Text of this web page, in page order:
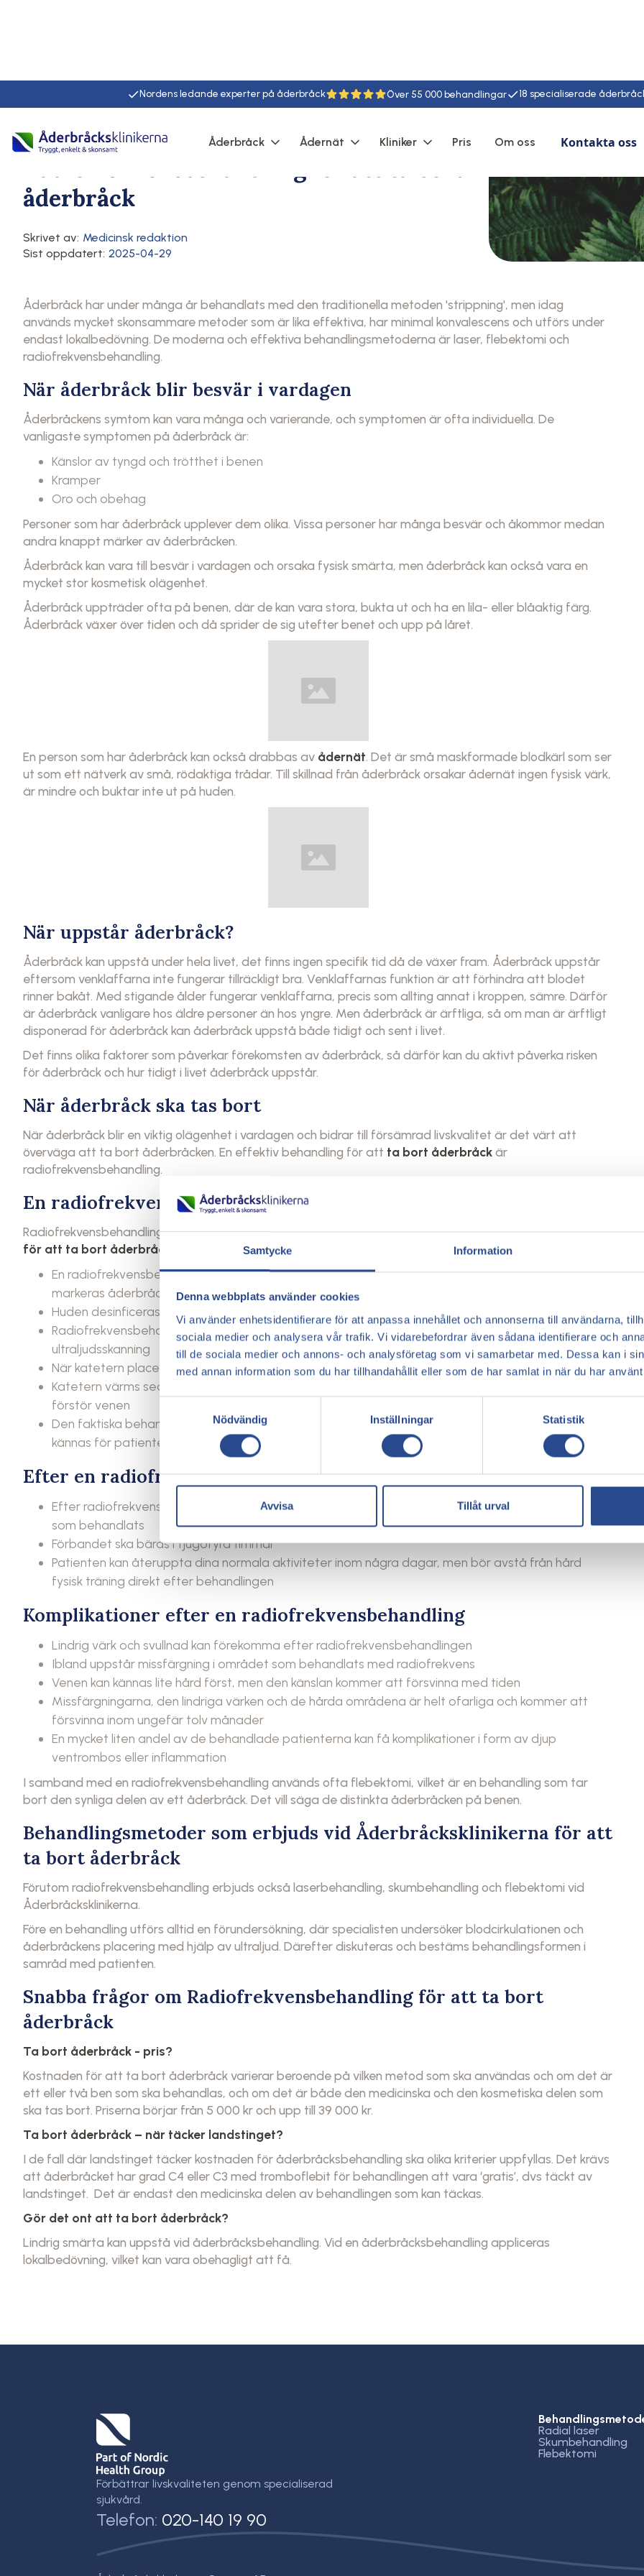
Samtycke Information
Denna webbplats använder cookies
Vi använder enhetsidentifierare för att anpassa innehållet och annonserna till användarna,
sociala medier och analysera vår trafik. Vi vidarebefordrar även sådana identifierare och
till de sociala medier och annons- och analysföretag som vi samarbetar med. Dessa kan i
med annan information som du har tillhandahållit eller som de har samlat in när du har
Nödvändig
Inställningar Statistik
Avvisa Tillåt urval
Nordens ledande experter på åderbråck 55 18
Åderbråck Ådernät Kliniker Pris Om oss Kontakta oss
Behandling av åderbråck Åderbråck
åderbråck
Skrivet av: Medicinsk redaktion
Sist oppdatert: 2025-04-29
Åderbråck har under många år behandlats med den traditionella metoden 'strippning', men idag
används mycket skonsammare metoder som är lika effektiva, har minimal konvalescens och utförs under
endast lokalbedövning. De moderna och effektiva behandlingsmetoderna är laser, flebektomi och
radiofrekvensbehandling.
När åderbråck blir besvär i vardagen
Åderbråckens symtom kan vara många och varierande, och symptomen är ofta individuella. De
vanligaste symptomen på åderbråck är:
Känslor av tyngd och trötthet i benen
Kramper
Oro och obehag
Personer som har åderbråck upplever dem olika. Vissa personer har många besvär och åkommor medan
andra knappt märker av åderbråcken.
Åderbråck kan vara till besvär i vardagen och orsaka fysisk smärta, men åderbråck kan också vara en
mycket stor kosmetisk olägenhet.
Åderbråck uppträder ofta på benen, där de kan vara stora, bukta ut och ha en lila- eller blåaktig färg.
Åderbråck växer över tiden och då sprider de sig utefter benet och upp på låret.
En person som har åderbråck kan också drabbas av ådernät. Det är små maskformade blodkärl som ser
ut som ett nätverk av små, rödaktiga trådar. Till skillnad från åderbråck orsakar ådernät ingen fysisk värk,
är mindre och buktar inte ut på huden.
När uppstår åderbråck?
Åderbråck kan uppstå under hela livet, det finns ingen specifik tid då de växer fram. Åderbråck uppstår
eftersom venklaffarna inte fungerar tillräckligt bra. Venklaffarnas funktion är att förhindra att blodet
rinner bakåt. Med stigande ålder fungerar venklaffarna, precis som allting annat i kroppen, sämre. Därför
är åderbråck vanligare hos äldre personer än hos yngre. Men åderbråck är ärftliga, så om man är ärftligt
disponerad för åderbråck kan åderbråck uppstå både tidigt och sent i livet.
Det finns olika faktorer som påverkar förekomsten av åderbråck, så därför kan du aktivt påverka risken
för åderbråck och hur tidigt i livet åderbråck uppstår.
När åderbråck ska tas bort
När åderbråck blir en viktig olägenhet i vardagen och bidrar till försämrad livskvalitet är det värt att
överväga att ta bort åderbråcken. En effektiv behandling för att ta bort åderbråckär
radiofrekvensbehandling.
En radiofrekvensbehandling kan försiktigt ta bort åderbråck
Radiofrekvensbehandling utvecklades i USA på 1990-talet, och är en av demest effektiva metoderna
för att ta bort åderbråck
En radiofrekvensbehandling tar ungefär en timme att utföra, innan behandlingen påbörjas
markeras åderbråcken med en penna
Huden desinficeras med en vätska och ett sterilt hölje placeras runt arbetsområdet
Radiofrekvensbehandlingen innebär att man sätter in en kateter i den sjuka venen med hjälp av
ultraljudsskanning
När katetern placeras i den sjuka venen läggs ett lokalbedövningsmedel längs venen
Katetern värms sedan upp med radiofrekvens, och katetern dras sedan långsamt ut och värmen
förstör venen
Den faktiska behandlingen av radiofrekvens tar två och en halv minut och den kommer inte att
kännas för patienten
Efter en radiofrekvensbehandling
Efter radiofrekvensbehandlingen lindas benet i ett stödbandage som lägger tryck mot området
som behandlats
Förbandet ska bäras i tjugofyra timmar
Patienten kan återuppta dina normala aktiviteter inom några dagar, men bör avstå från hård
fysisk träning direkt efter behandlingen
Komplikationer efter en radiofrekvensbehandling
Lindrig värk och svullnad kan förekomma efter radiofrekvensbehandlingen
Ibland uppstår missfärgning i området som behandlats med radiofrekvens
Venen kan kännas lite hård först, men den känslan kommer att försvinna med tiden
Missfärgningarna, den lindriga värken och de hårda områdena är helt ofarliga och kommer att
försvinna inom ungefär tolv månader
En mycket liten andel av de behandlade patienterna kan få komplikationer i form av djup
ventrombos eller inflammation
I samband med en radiofrekvensbehandling används ofta flebektomi, vilket är en behandling som tar
bort den synliga delen av ett åderbråck. Det vill säga de distinkta åderbråcken på benen.
Behandlingsmetoder som erbjuds vid Åderbråcksklinikerna för att
ta bort åderbråck
Förutom radiofrekvensbehandling erbjuds också laserbehandling, skumbehandling och flebektomi vid
Åderbråcksklinikerna.
Före en behandling utförs alltid en förundersökning, där specialisten undersöker blodcirkulationen och
åderbråckens placering med hjälp av ultraljud. Därefter diskuteras och bestäms behandlingsformen i
samråd med patienten.
Snabba frågor om Radiofrekvensbehandling för att ta bort
åderbråck
Ta bort åderbråck - pris?
Kostnaden för att ta bort åderbråck varierar beroende på vilken metod som ska användas och om det är
ett eller två ben som ska behandlas, och om det är både den medicinska och den kosmetiska delen som
ska tas bort. Priserna börjar från 5 000 kr och upp till 39 000 kr.
Ta bort åderbråck – när täcker landstinget?
I de fall där landstinget täcker kostnaden för åderbråcksbehandling ska olika kriterier uppfyllas. Det krävs
att åderbråcket har grad C4 eller C3 med tromboflebit för behandlingen att vara ‘gratis’, dvs täckt av
landstinget. Det är endast den medicinska delen av behandlingen som kan täckas.
Gör det ont att ta bort åderbråck?
Lindrig smärta kan uppstå vid åderbråcksbehandling. Vid en åderbråcksbehandling appliceras
lokalbedövning, vilket kan vara obehagligt att få.
Förbättrar livskvaliteten genom specialiserad
sjukvård.
Telefon: 020-140 19 90
Radial laser
Skumbehandling
Flebektomi